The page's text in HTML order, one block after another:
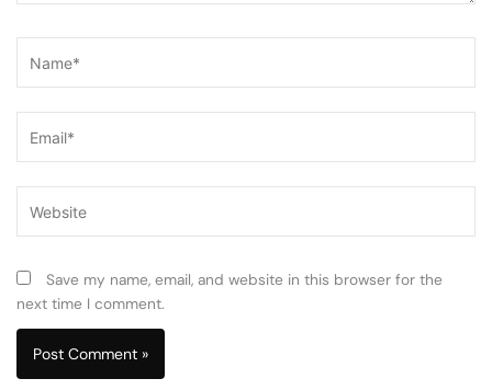
Save my name, email, and website in this browser for the
next time I comment.